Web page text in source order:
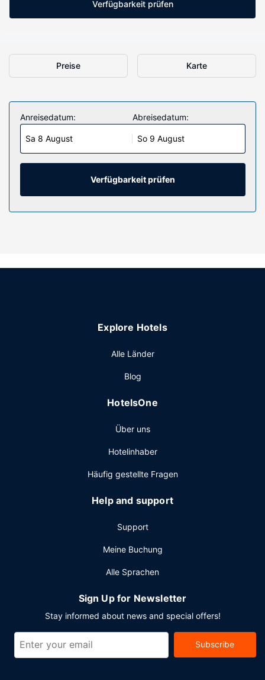
Verfügbarkeit prüfen
Preise Karte
Anreisedatum:
Sa 8 August
Abreisedatum:
So 9 August
Verfügbarkeit prüfen
Explore Hotels
Alle Länder
Blog
HotelsOne
Über uns
Hotelinhaber
Häufig gestellte Fragen
Help and support
Support
Meine Buchung
Alle Sprachen
Sign Up for Newsletter
Stay informed about news and special offers!
Subscribe